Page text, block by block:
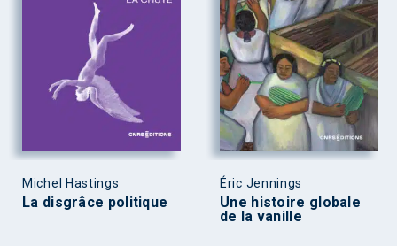
Michel Hastings
La disgrâce politique
Éric Jennings
Une histoire globale
de la vanille